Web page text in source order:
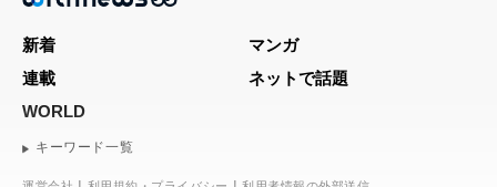
新着
マンガ
連載
ネットで話題
WORLD
キーワード一覧